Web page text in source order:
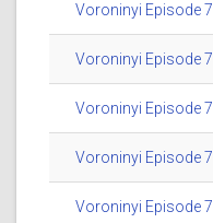
Voroninyi Episode
Voroninyi Episode
Voroninyi Episode
Voroninyi Episode
Voroninyi Episode